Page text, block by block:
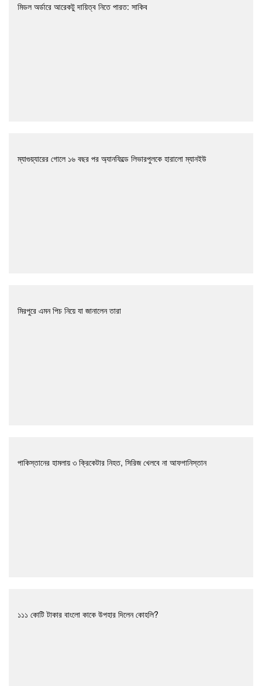
মিডল অর্ডারে আরেকটু দায়িত্ব নিতে পারত: সাকিব
ম্যাগুয়্যারের গোলে ১৬ বছর পর অ্যানফিল্ডে লিভারপুলকে হারালো ম্যানইউ
মিরপুরে এমন পিচ নিয়ে যা জানালেন তারা
পাকিস্তানের হামলায় ৩ ক্রিকেটার নিহত, সিরিজ খেলবে না আফগানিস্তান
১১১ কোটি টাকার বাংলো কাকে উপহার দিলেন কোহলি?